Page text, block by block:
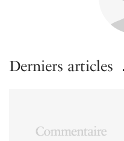
Derniers articles